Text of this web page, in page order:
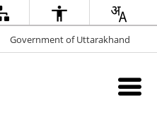
Government of Uttarakhand